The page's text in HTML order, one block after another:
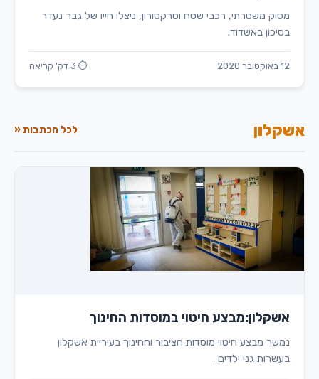
מסוק משטרתי, רכבי שטח וטרקטורון, ניצלו חייו של גבר נעדר
בסיכון באשדוד.
12 באוקטובר 2020 ⏱ 3 דק' קריאה
אשקלון לכל הכתבות «
אשקלון:מבצע חיטוי במוסדות החינוך
נמשך מבצע חיטוי מוסדות הציבור והחינוך בעיריית אשקלון
בעשרות גני ילדים .